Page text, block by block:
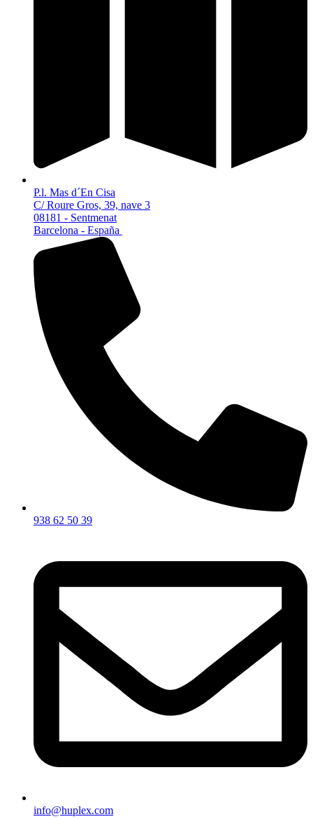
P.l. Mas d´En Cisa
C/ Roure Gros, 39, nave 3
08181 - Sentmenat
Barcelona - España
938 62 50 39
info@huplex.com